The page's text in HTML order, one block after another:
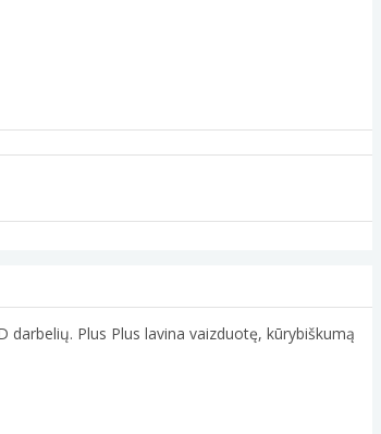
Plus Plus lavina vaizduotę, kūrybiškumą